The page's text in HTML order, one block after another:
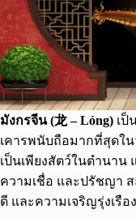
มังกรจีน (龙 – Lóng) เป็
เคารพนับถือมากที่สุดใ
เป็นเพียงสัตว์ในตำนาน
ความเชื่อ และปรัชญา
ดี และความเจริญรุ่งเรือ